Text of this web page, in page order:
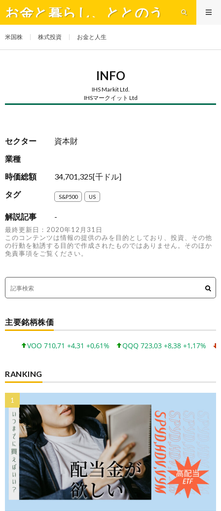
お金と暮らし、ととのう
米国株 株式投資 お金と人生
INFO
IHS Markit Ltd.
IHSマークイット Ltd
セクター
資本財
業種
時価総額
34,701,325[千ドル]
タグ
S&P500 US
解説記事 -
最終更新日：2020年12月31日
このコンテンツは情報の提供のみを目的としており、投資、その他
の行動を勧誘する目的で作成されたものではありません。そのほか
免責事項をご覧ください。
主要銘柄株価
VOO 710,71 +4,31 +0,61% QQQ 723,03 +8,38 +1,17%
RANKING